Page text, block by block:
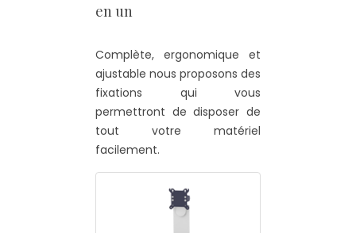
en un
Complète, ergonomique et
ajustable nous proposons des
fixations qui vous
permettront de disposer de
tout votre matériel
facilement.